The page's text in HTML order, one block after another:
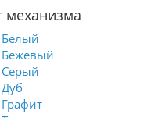
механизма
Белый
Бежевый
Серый
Дуб
Графит